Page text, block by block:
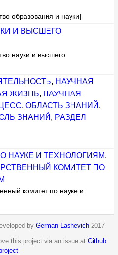
образования и науки]
И ВЫСШЕГО
науки и высшего
, НАУЧНАЯ
ЖИЗНЬ, НАУЧНАЯ
,ОБЛАСТЬ ЗНАНИЙ ,
ЗНАНИЙ , РАЗДЕЛ
НАУКЕ И ТЕХНОЛОГИЯМ,
КОМИТЕТ ПО
комитет по науке и
by German Lashevich 2017
this project via an issue at Github